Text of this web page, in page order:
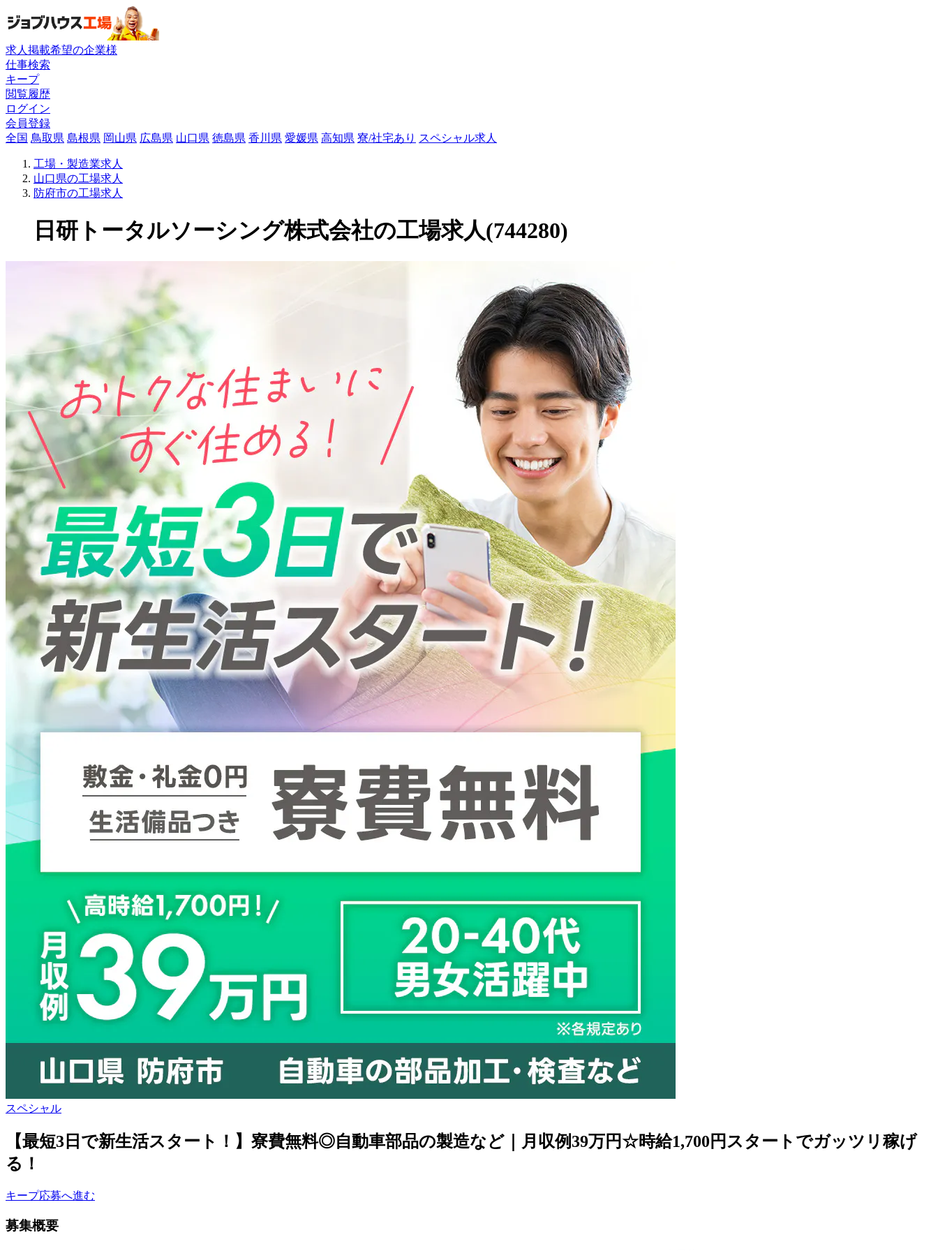
求人掲載希望の企業様
仕事検索
キープ
閲覧履歴
ログイン
会員登録
全国 鳥取県 島根県 岡山県 広島県 山口県 徳島県 香川県 愛媛県 高知県 寮/社宅あり スペシャル求人
工場・製造業求人
山口県の工場求人
防府市の工場求人
日研トータルソーシング株式会社の工場求人(744280)
スペシャル
【最短3日で新生活スタート！】寮費無料◎自動車部品の製造など｜月収例39万円☆時給1,700円スタートでガッツリ稼げ
る！
キープ応募へ進む
募集概要